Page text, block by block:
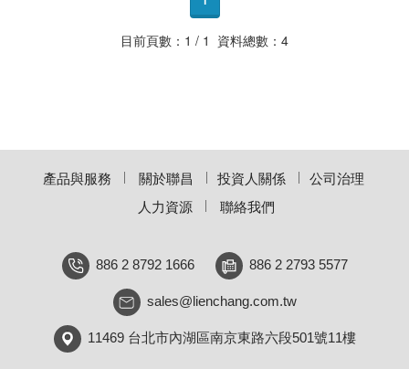
目前頁數：1 / 1 資料總數：4
產品與服務 關於聯昌 投資人關係
公司治理
人力資源
聯絡我們
886 2 8792 1666 886 2 2793 5577
sales@lienchang.com.tw
11469 台北市內湖區南京東路六段501號11樓